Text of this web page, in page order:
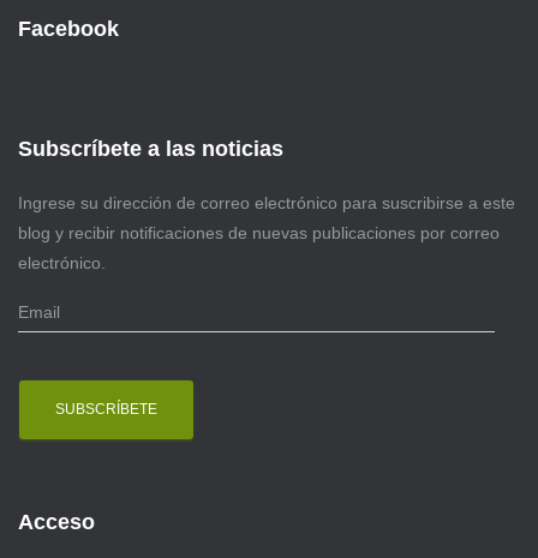
Facebook
Subscríbete a las noticias
Ingrese su dirección de correo electrónico para suscribirse a este
blog y recibir notificaciones de nuevas publicaciones por correo
electrónico.
E
m
Acceso